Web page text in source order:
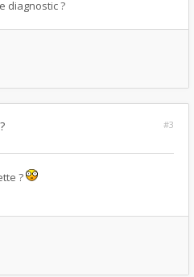
diagnostic ?
#3
?